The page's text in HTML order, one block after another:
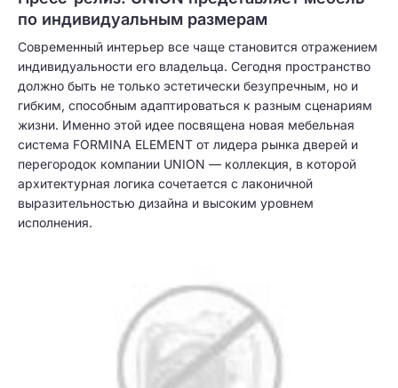
по индивидуальным размерам
Современный интерьер все чаще становится отражением
индивидуальности его владельца. Сегодня пространство
должно быть не только эстетически безупречным, но и
гибким, способным адаптироваться к разным сценариям
жизни. Именно этой идее посвящена новая мебельная
система FORMINA ELEMENT от лидера рынка дверей и
перегородок компании UNION — коллекция, в которой
архитектурная логика сочетается с лаконичной
выразительностью дизайна и высоким уровнем
исполнения.